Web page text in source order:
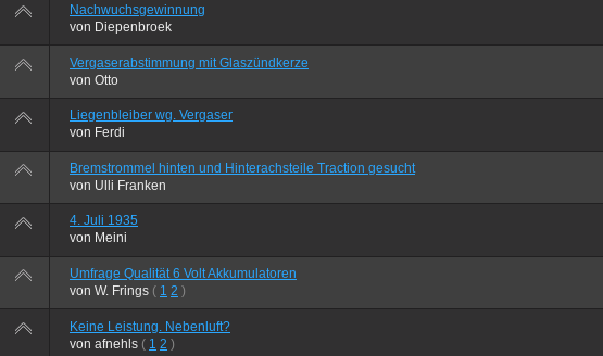
Nachwuchsgewinnung
von Diepenbroek
Vergaserabstimmung mit Glaszündkerze
von Otto
Liegenbleiber wg. Vergaser
von Ferdi
Bremstrommel hinten und Hinterachsteile Traction gesucht
von Ulli Franken
4. Juli 1935
von Meini
Umfrage Qualität 6 Volt Akkumulatoren
von W. Frings ( 1 2 )
Keine Leistung. Nebenluft?
von afnehls ( 1 2 )